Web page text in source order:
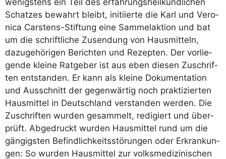
Schat­zes bewahrt bleibt, initi­ier­te die Karl und Vero­
ni­ca Cars­tens-Stif­tung eine Sam­mel­ak­ti­on und bat
um die schrift­li­che Zusen­dung von Haus­mit­teln,
dazu­ge­hö­ri­gen Berich­ten und Rezep­ten. Der vor­lie­
gen­de klei­ne Rat­ge­ber ist aus eben die­sen Zuschrif­
ten ent­stan­den. Er kann als klei­ne Doku­men­ta­ti­on
und Aus­schnitt der gegen­wär­tig noch prak­ti­zier­ten
Haus­mit­tel in Deutsch­land ver­stan­den wer­den. Die
Zuschrif­ten wur­den gesam­melt, redi­giert und über­
prüft. Abge­druckt wur­den Haus­mit­tel rund um die
gän­gigs­ten Befind­lich­keits­stö­run­gen oder Erkran­kun­
gen: So wur­den Haus­mit­tel zur volks­me­di­zi­ni­schen